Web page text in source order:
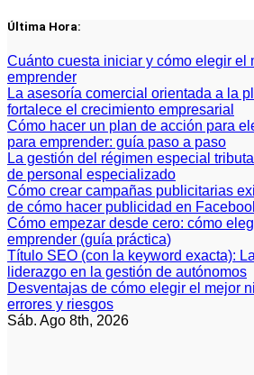
Saltar
contenido
Última Hora:
Cuánto cuesta iniciar y cómo elegir el
emprender
La asesoría comercial orientada a la
fortalece el crecimiento empresarial
Cómo hacer un plan de acción para
para emprender: guía paso a paso
La gestión del régimen especial
de personal especializado
Cómo crear campañas publicitarias
de cómo hacer publicidad en
Cómo empezar desde cero: cómo
emprender (guía práctica)
Título SEO (con la keyword exacta):
liderazgo en la gestión de autónomos
Desventajas de cómo elegir el mejor
errores y riesgos
Sáb. Ago 8th, 2026